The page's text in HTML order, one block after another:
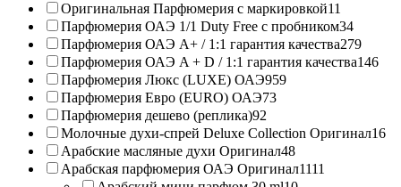
Оригинальная Парфюмерия с маркировкой11
Парфюмерия ОАЭ 1/1 Duty Free с пробником34
Парфюмерия ОАЭ A+ / 1:1 гарантия качества279
Парфюмерия ОАЭ A + D / 1:1 гарантия качества146
Парфюмерия Люкс (LUXE) ОАЭ959
Парфюмерия Евро (EURO) ОАЭ73
Парфюмерия дешево (реплика)92
Молочные духи-спрей Deluxe Collection Оригинал16
Арабские масляные духи Оригинал48
Арабская парфюмерия ОАЭ Оригинал1111